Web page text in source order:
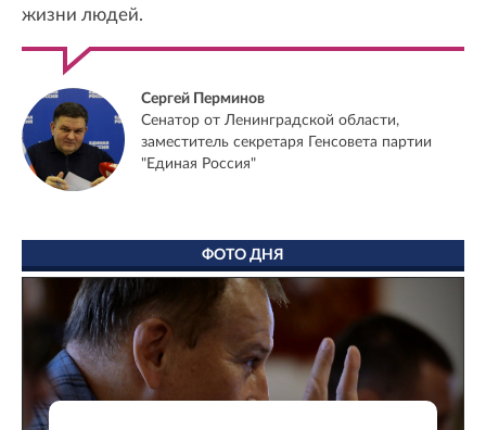
жизни людей.
Сергей Перминов
Сенатор от Ленинградской области,
заместитель секретаря Генсовета партии
"Единая Россия"
ФОТО ДНЯ